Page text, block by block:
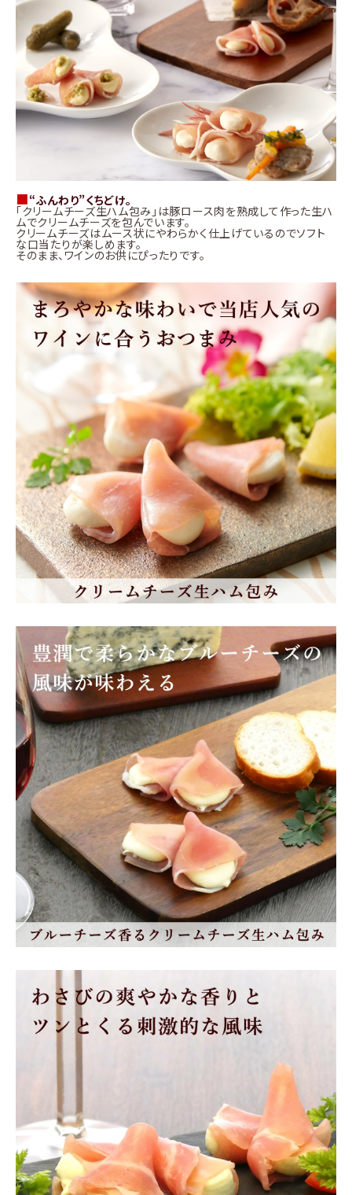
■“ふんわり”くちどけ。
「クリームチーズ生ハム包み」は豚ロース肉を熟成して作った生ハ
ムでクリームチーズを包んでいます。
クリームチーズはムース状にやわらかく仕上げているのでソフト
な口当たりが楽しめます。
そのまま、ワインのお供にぴったりです。